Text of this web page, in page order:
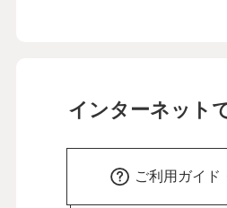
インターネット
ご利用ガイド